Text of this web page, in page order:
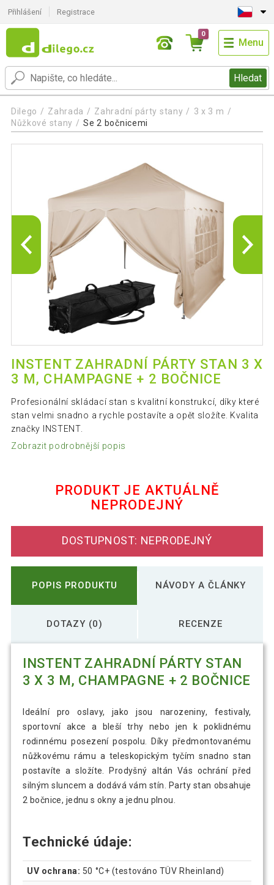
Přihlášení Registrace
Hledat
0
Menu
Dilego Zahrada Zahradní párty stany
3 x 3 m
Nůžkové stany
Se 2 bočnicemi
INSTENT ZAHRADNÍ PÁRTY STAN 3 X
3 M, CHAMPAGNE + 2 BOČNICE
Profesionální skládací stan s kvalitní konstrukcí, díky které
stan velmi snadno a rychle postavíte a opět složíte. Kvalita
značky INSTENT.
Zobrazit podrobnější popis
PRODUKT JE AKTUÁLNĚ
NEPRODEJNÝ
DOSTUPNOST: NEPRODEJNÝ
POPIS PRODUKTU NÁVODY A ČLÁNKY
DOTAZY (0) RECENZE
INSTENT ZAHRADNÍ PÁRTY STAN
3 X 3 M, CHAMPAGNE + 2 BOČNICE
Ideální pro oslavy, jako jsou narozeniny, festivaly,
sportovní akce a bleší trhy nebo jen k poklidnému
rodinnému posezení pospolu. Díky předmontovanému
nůžkovému rámu a teleskopickým tyčím snadno stan
postavíte a složíte. Prodyšný altán Vás ochrání před
silným sluncem a dodává vám stín. Party stan obsahuje
2 bočnice, jednu s okny a jednu plnou.
Technické údaje:
UV ochrana: 50 °C+ (testováno TÜV Rheinland)